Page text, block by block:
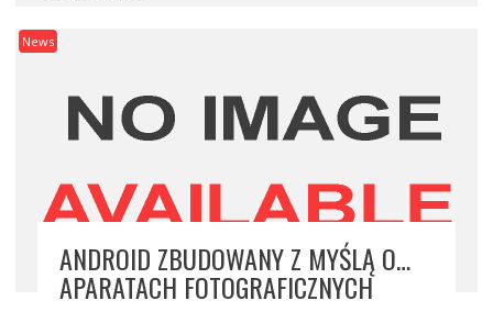
News
ANDROID ZBUDOWANY Z MYŚLĄ O…
APARATACH FOTOGRAFICZNYCH